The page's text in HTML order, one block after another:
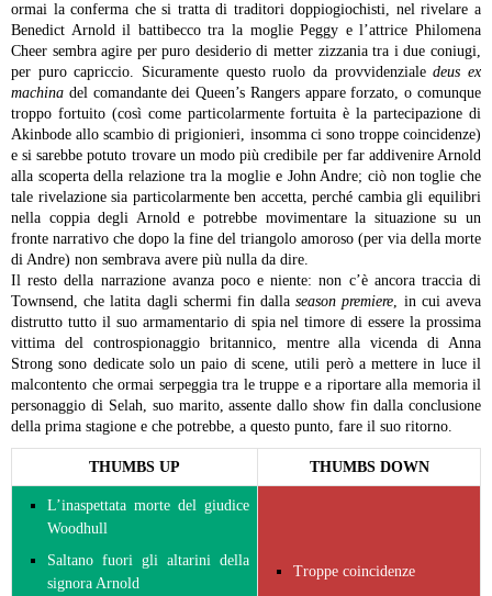
ormai la conferma che si tratta di traditori doppiogiochisti, nel rivelare a
Benedict Arnold il battibecco tra la moglie Peggy e l’attrice Philomena
Cheer sembra agire per puro desiderio di metter zizzania tra i due coniugi,
per puro capriccio. Sicuramente questo ruolo da provvidenzialedeus ex
machina del comandante dei Queen’s Rangers appare forzato, o comunque
troppo fortuito (così come particolarmente fortuita è la partecipazione di
Akinbode allo scambio di prigionieri, insomma ci sono troppe coincidenze)
e si sarebbe potuto trovare un modo più credibile per far addivenire Arnold
alla scoperta della relazione tra la moglie e John Andre; ciò non toglie che
tale rivelazione sia particolarmente ben accetta, perché cambia gli equilibri
nella coppia degli Arnold e potrebbe movimentare la situazione su un
fronte narrativo che dopo la fine del triangolo amoroso (per via della morte
di Andre) non sembrava avere più nulla da dire.
Il resto della narrazione avanza poco e niente: non c’è ancora traccia di
Townsend, che latita dagli schermi fin dallaseason premiere, in cui aveva
distrutto tutto il suo armamentario di spia nel timore di essere la prossima
vittima del controspionaggio britannico, mentre alla vicenda di Anna
Strong sono dedicate solo un paio di scene, utili però a mettere in luce il
malcontento che ormai serpeggia tra le truppe e a riportare alla memoria il
personaggio di Selah, suo marito, assente dallo show fin dalla conclusione
della prima stagione e che potrebbe, a questo punto, fare il suo ritorno.
THUMBS UP THUMBS DOWN
L’inaspettata morte del giudice
Woodhull
Saltano fuori gli altarini della
signora Arnold
Troppe coincidenze